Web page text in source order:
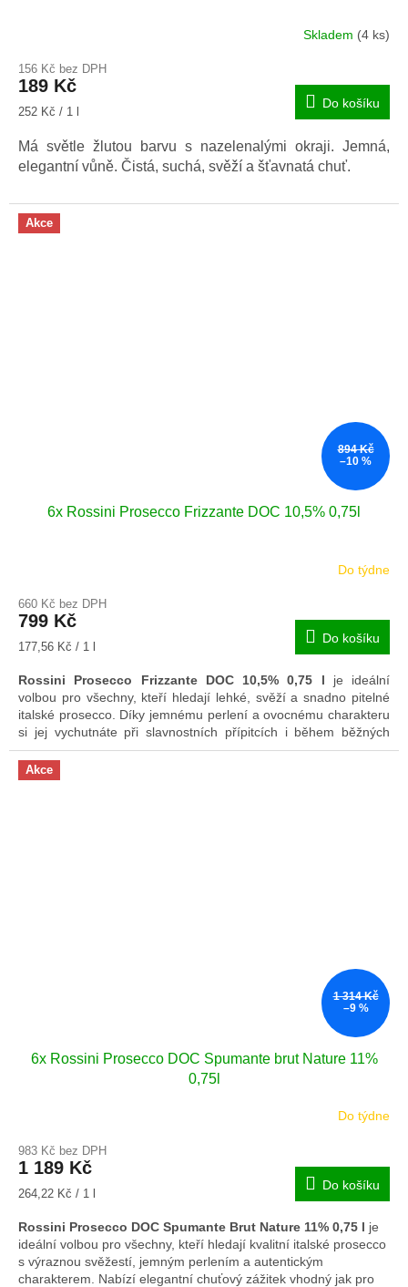
produktu
je
5,0
5
hvězdiček.
Skladem (4 ks)
156 Kč bez DPH
189 Kč
Měrná
252 Kč / 1 l
Do košíku
Má světle žlutou barvu s nazelenalými okraji. Jemná,
elegantní vůně. Čistá, suchá, svěží a šťavnatá chuť.
Akce
894 Kč
–10 %
6x Rossini Prosecco Frizzante DOC 10,5% 0,75l
Do týdne
660 Kč bez DPH
799 Kč
Měrná
177,56 Kč / 1 l
Do košíku
Rossini Prosecco Frizzante DOC 10,5% 0,75 l je ideální
volbou pro všechny, kteří hledají lehké, svěží a snadno pitelné
italské prosecco. Díky jemnému perlení a ovocnému charakteru
si jej vychutnáte při slavnostních přípitcích i během běžných
okamžiků odpočinku.
Akce
1 314 Kč
–9 %
6x Rossini Prosecco DOC Spumante brut Nature 11%
0,75l
Do týdne
983 Kč bez DPH
1 189 Kč
Měrná
264,22 Kč / 1 l
Do košíku
Rossini Prosecco DOC Spumante Brut Nature 11% 0,75 l je
ideální volbou pro všechny, kteří hledají kvalitní italské prosecco
s výraznou svěžestí, jemným perlením a autentickým
charakterem. Nabízí elegantní chuťový zážitek vhodný jak pro